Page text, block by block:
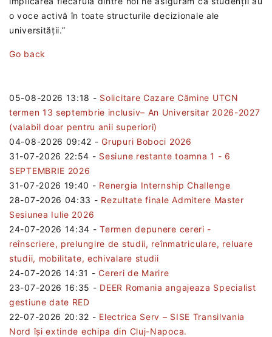
o voce activă în toate structurile decizionale ale
universității.”
Go back
05-08-2026 13:18 - Solicitare Cazare Cămine UTCN
termen 13 septembrie inclusiv– An Universitar 2026-2027
(valabil doar pentru anii superiori)
04-08-2026 09:42 -Grupuri Boboci 2026
31-07-2026 22:54 - Sesiune restante toamna 1 - 6
SEPTEMBRIE 2026
31-07-2026 19:40 - Renergia Internship Challenge
28-07-2026 04:33 - Rezultate finale Admitere Master
Sesiunea Iulie 2026
24-07-2026 14:34 -Termen depunere cereri -
reînscriere, prelungire de studii, reînmatriculare, reluare
studii, mobilitate, echivalare studii
24-07-2026 14:31 -Cereri de Marire
23-07-2026 16:35 - DEER Romania angajeaza Specialist
gestiune date RED
22-07-2026 20:32 - Electrica Serv – SISE Transilvania
Nord își extinde echipa din Cluj-Napoca.